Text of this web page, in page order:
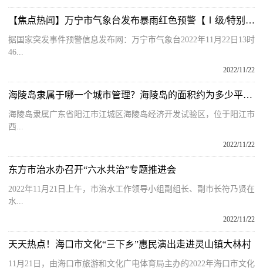
【焦点热闻】万宁市气象台发布暴雨红色预警【Ⅰ级/特别严重】
据国家突发事件预警信息发布网：万宁市气象台2022年11月22日13时
46...
2022/11/22
海陵岛隶属于哪一个城市管理？海陵岛的面积约为多少平方千米呢？
海陵岛隶属广东省阳江市江城区海陵岛经济开发试验区，位于阳江市
西...
2022/11/22
东方市治水办召开“六水共治”专题推进会
2022年11月21日上午，市治水工作领导小组副组长、副市长符乃贤在
水...
2022/11/22
天天热点！海口市文化“三下乡”惠民演出走进灵山镇大林村
11月21日，由海口市旅游和文化广电体育局主办的2022年海口市文化